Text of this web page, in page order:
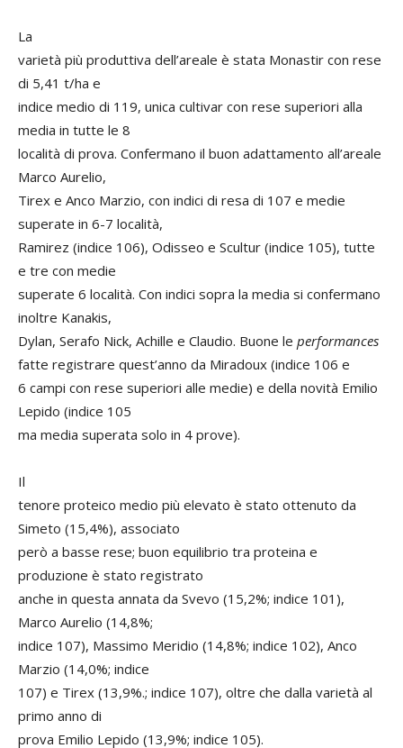
La
varietà più produttiva dell’areale è stata Monastir con rese
di 5,41 t/ha e
indice medio di 119, unica cultivar con rese superiori alla
media in tutte le 8
località di prova. Confermano il buon adattamento all’areale
Marco Aurelio,
Tirex e Anco Marzio, con indici di resa di 107 e medie
superate in 6-7 località,
Ramirez (indice 106), Odisseo e Scultur (indice 105), tutte
e tre con medie
superate 6 località. Con indici sopra la media si confermano
inoltre Kanakis,
Dylan, Serafo Nick, Achille e Claudio. Buone le performances
fatte registrare quest’anno da Miradoux (indice 106 e
6 campi con rese superiori alle medie) e della novità Emilio
Lepido (indice 105
ma media superata solo in 4 prove).
Il
tenore proteico medio più elevato è stato ottenuto da
Simeto (15,4%), associato
però a basse rese; buon equilibrio tra proteina e
produzione è stato registrato
anche in questa annata da Svevo (15,2%; indice 101),
Marco Aurelio (14,8%;
indice 107), Massimo Meridio (14,8%; indice 102), Anco
Marzio (14,0%; indice
107) e Tirex (13,9%.; indice 107), oltre che dalla varietà al
primo anno di
prova Emilio Lepido (13,9%; indice 105).